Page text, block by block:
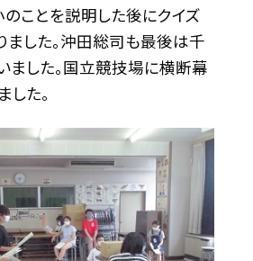
のことを説明した後にクイズ
ました。沖田総司も最後は千
ました。国立競技場に横断幕
た。